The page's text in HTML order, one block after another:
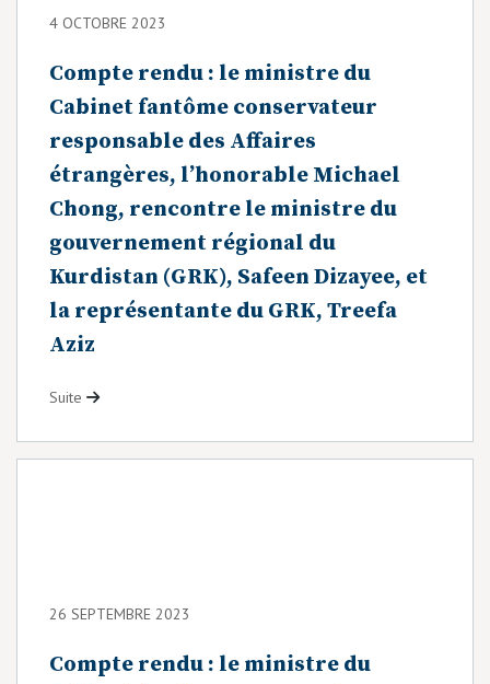
4 OCTOBRE 2023
Compte rendu : le ministre du
Cabinet fantôme conservateur
responsable des Affaires
étrangères, l’honorable Michael
Chong, rencontre le ministre du
gouvernement régional du
Kurdistan (GRK), Safeen Dizayee, et
la représentante du GRK, Treefa
Aziz
Suite
26 SEPTEMBRE 2023
Compte rendu : le ministre du